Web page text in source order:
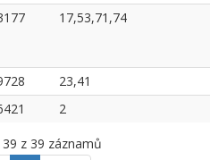
17,53,71,74
23,41
2
z 39 záznamů